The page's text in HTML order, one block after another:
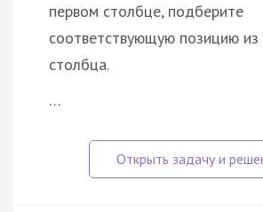
первом столбце, подберите
соответствующую позицию из
столбца.
…